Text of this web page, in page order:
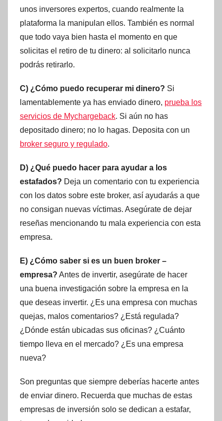
unos inversores expertos, cuando realmente la
plataforma la manipulan ellos. También es normal
que todo vaya bien hasta el momento en que
solicitas el retiro de tu dinero: al solicitarlo nunca
podrás retirarlo.
C) ¿Cómo puedo recuperar mi dinero? Si
lamentablemente ya has enviado dinero, prueba los
servicios de Mychargeback. Si aún no has
depositado dinero; no lo hagas. Deposita con un
broker seguro y regulado.
D) ¿Qué puedo hacer para ayudar a los
estafados? Deja un comentario con tu experiencia
con los datos sobre este broker, así ayudarás a que
no consigan nuevas víctimas. Asegúrate de dejar
reseñas mencionando tu mala experiencia con esta
empresa.
E) ¿Cómo saber si es un buen broker –
empresa? Antes de invertir, asegúrate de hacer
una buena investigación sobre la empresa en la
que deseas invertir. ¿Es una empresa con muchas
quejas, malos comentarios? ¿Está regulada?
¿Dónde están ubicadas sus oficinas? ¿Cuánto
tiempo lleva en el mercado? ¿Es una empresa
nueva?
Son preguntas que siempre deberías hacerte antes
de enviar dinero. Recuerda que muchas de estas
empresas de inversión solo se dedican a estafar,